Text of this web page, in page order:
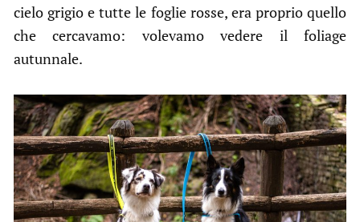
cielo grigio e tutte le foglie rosse, era proprio quello
che cercavamo: volevamo vedere il foliage
autunnale.